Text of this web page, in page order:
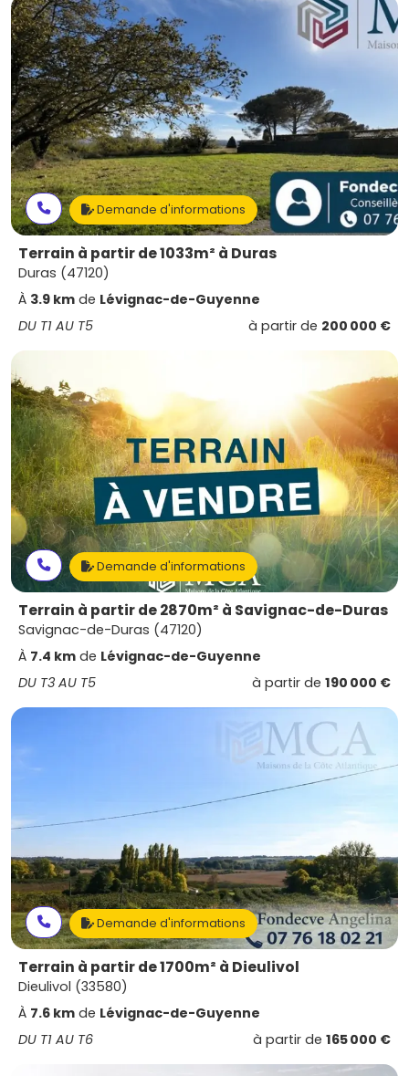
Demande d'informations
Terrain à partir de 1033m² à Duras
Duras (47120)
À 3.9 km de Lévignac-de-Guyenne
DU T1 AU T5
à partir de 200 000 €
Demande d'informations
Terrain à partir de 2870m² à Savignac-de-Duras
Savignac-de-Duras (47120)
À 7.4 km de Lévignac-de-Guyenne
DU T3 AU T5
à partir de 190 000 €
Demande d'informations
Terrain à partir de 1700m² à Dieulivol
Dieulivol (33580)
À 7.6 km de Lévignac-de-Guyenne
DU T1 AU T6
à partir de 165 000 €